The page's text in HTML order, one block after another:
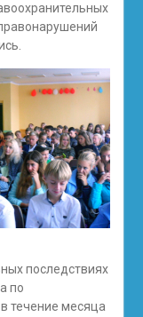
последствиях
по
течение месяца